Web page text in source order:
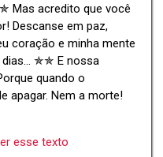
Mas acredito que você
Descanse em paz,
coração e minha mente
✯✯ E nossa
quando o
apagar. Nem a morte!
esse texto